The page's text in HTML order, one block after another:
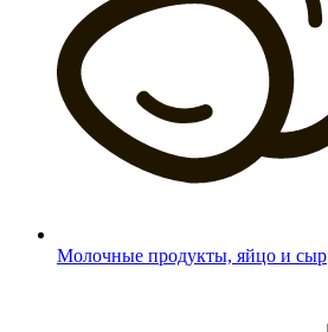
Молочные продукты, яйцо и сыр